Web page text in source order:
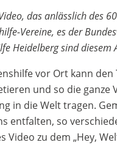
das anlässlich des
Vereine, es der
Heidelberg sind diesem
vor Ort kann den
und so die ganze
in die Welt tragen.
entfalten, so
zu dem „Hey,